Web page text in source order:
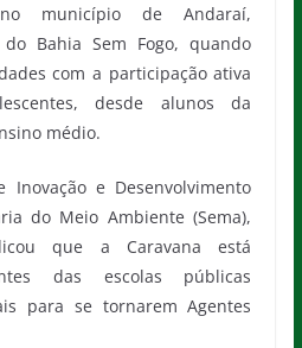
município de Andaraí,
Bahia Sem Fogo, quando
com a participação ativa
desde alunos da
médio.
e Desenvolvimento
do Meio Ambiente (Sema),
que a Caravana está
das escolas públicas
para se tornarem Agentes